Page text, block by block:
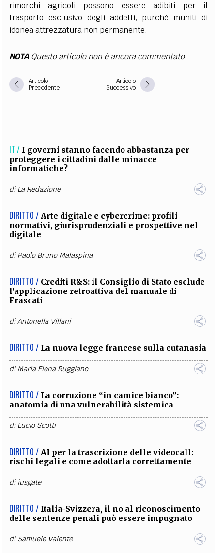
rimorchi agricoli possono essere adibiti per il
trasporto esclusivo degli addetti, purché muniti di
idonea attrezzatura non permanente.
NOTA Questo articolo non è ancora commentato.
Articolo
Precedente
Articolo
Successivo
IT / I governi stanno facendo abbastanza per
proteggere i cittadini dalle minacce
informatiche?
diLa Redazione
DIRITTO / Arte digitale e cybercrime: profili
normativi, giurisprudenziali e prospettive nel
digitale
diPaolo Bruno Malaspina
DIRITTO / Crediti R&S: il Consiglio di Stato esclude
l'applicazione retroattiva del manuale di
Frascati
diAntonella Villani
DIRITTO / La nuova legge francese sulla eutanasia
diMaria Elena Ruggiano
DIRITTO / La corruzione “in camice bianco”:
anatomia di una vulnerabilità sistemica
diLucio Scotti
DIRITTO / AI per la trascrizione delle videocall:
rischi legali e come adottarla correttamente
diiusgate
DIRITTO / Italia-Svizzera, il no al riconoscimento
delle sentenze penali può essere impugnato
diSamuele Valente